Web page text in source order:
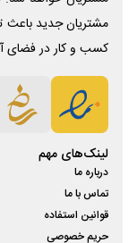
مشتریان جدید باعث
کسب و کار در فضای
لینک‌های مهم
درباره ما
تماس با ما
قوانین استفاده
حریم خصوصی